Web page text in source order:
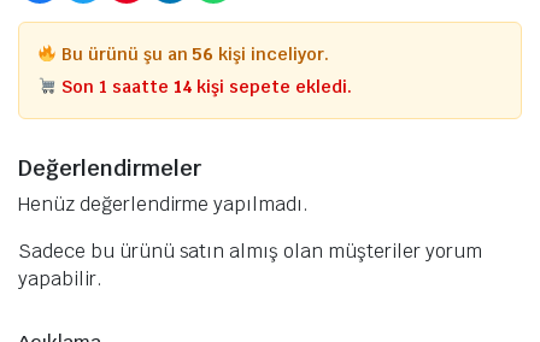
Bu ürünü şu an 56 kişi inceliyor.
Son 1 saatte 14 kişi sepete ekledi.
Değerlendirmeler
Henüz değerlendirme yapılmadı.
Sadece bu ürünü satın almış olan müşteriler yorum
yapabilir.